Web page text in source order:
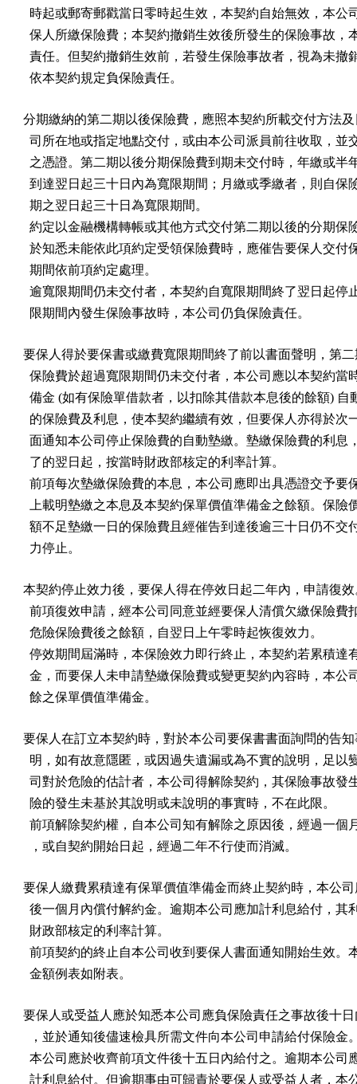
時起或郵寄郵戳當日零時起生效，本契約自始無效，本公
保人所繳保險費；本契約撤銷生效後所發生的保險事故，
責任。但契約撤銷生效前，若發生保險事故者，視為未撤
  依本契約規定負保險責任。
分期繳納的第二期以後保險費，應照本契約所載交付方法
司所在地或指定地點交付，或由本公司派員前往收取，並
之憑證。第二期以後分期保險費到期未交付時，年繳或半
到達翌日起三十日內為寬限期間；月繳或季繳者，則自保
  期之翌日起三十日為寬限期間。
約定以金融機構轉帳或其他方式交付第二期以後的分期保
於知悉未能依此項約定受領保險費時，應催告要保人交付
  期間依前項約定處理。
逾寬限期間仍未交付者，本契約自寬限期間終了翌日起停
  限期間內發生保險事故時，本公司仍負保險責任。
要保人得於要保書或繳費寬限期間終了前以書面聲明，第
保險費於超過寬限期間仍未交付者，本公司應以本契約當
備金 (如有保險單借款者，以扣除其借款本息後的餘額) 自
的保險費及利息，使本契約繼續有效，但要保人亦得於次
面通知本公司停止保險費的自動墊繳。墊繳保險費的利息
  了的翌日起，按當時財政部核定的利率計算。
前項每次墊繳保險費的本息，本公司應即出具憑證交予要
上載明墊繳之本息及本契約保單價值準備金之餘額。保險
額不足墊繳一日的保險費且經催告到達後逾三十日仍不交
  力停止。
本契約停止效力後，要保人得在停效日起二年內，申請復效
前項復效申請，經本公司同意並經要保人清償欠繳保險費
  危險保險費後之餘額，自翌日上午零時起恢復效力。
停效期間屆滿時，本保險效力即行終止，本契約若累積達
金，而要保人未申請墊繳保險費或變更契約內容時，本公
  餘之保單價值準備金。
要保人在訂立本契約時，對於本公司要保書書面詢問的告
明，如有故意隱匿，或因過失遺漏或為不實的說明，足以
司對於危險的估計者，本公司得解除契約，其保險事故發
  險的發生未基於其說明或未說明的事實時，不在此限。
前項解除契約權，自本公司知有解除之原因後，經過一個
  ，或自契約開始日起，經過二年不行使而消滅。
要保人繳費累積達有保單價值準備金而終止契約時，本公
後一個月內償付解約金。逾期本公司應加計利息給付，其
  財政部核定的利率計算。
前項契約的終止自本公司收到要保人書面通知開始生效。
  金額例表如附表。
要保人或受益人應於知悉本公司應負保險責任之事故後十
，並於通知後儘速檢具所需文件向本公司申請給付保險金
本公司應於收齊前項文件後十五日內給付之。逾期本公司
計利息給付。但逾期事由可歸責於要保人或受益人者，本